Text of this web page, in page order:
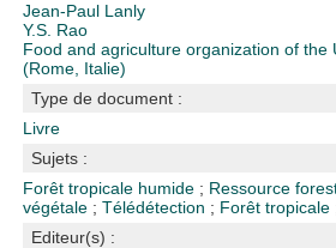
Jean-Paul Lanly
Y.S. Rao
Food and agriculture organization of the
(Rome, Italie)
Type de document :
Livre
Sujets :
Forêt tropicale humide ; Ressource
végétale ;Télédétection ; Forêt tropicale
Editeur(s) :